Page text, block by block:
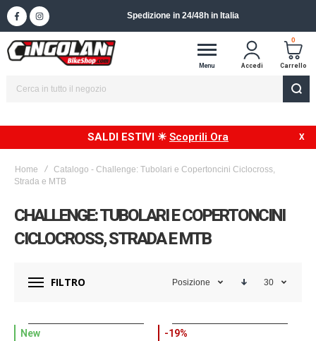
Spedizione in 24/48h in Italia
Menu Accedi
0
Carrello
SALDI ESTIVI ☀ Scoprili Ora
Home
Catalogo - Challenge: Tubolari e Copertoncini Ciclocross,
Strada e MTB
CHALLENGE: TUBOLARI E COPERTONCINI
CICLOCROSS, STRADA E MTB
FILTRO Posizione 30
New
-19%